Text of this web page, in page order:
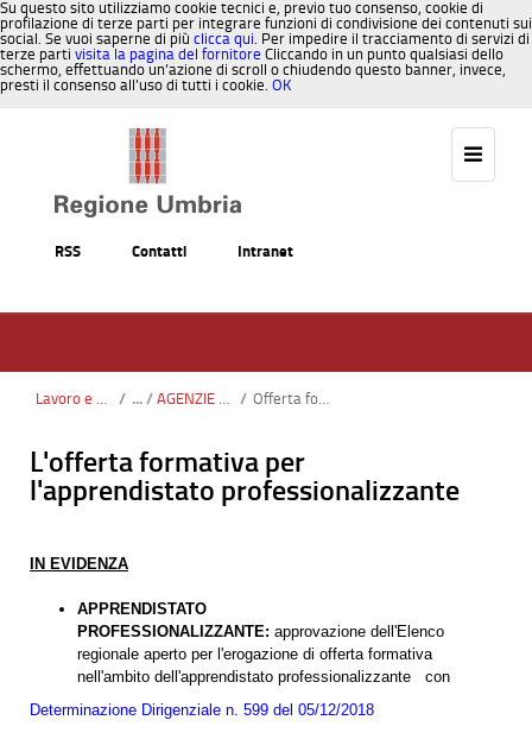
Su questo sito utilizziamo cookie tecnici e, previo tuo consenso, cookie di
profilazione di terze parti per integrare funzioni di condivisione dei contenuti sui
social. Se vuoi saperne di più clicca qui. Per impedire il tracciamento di servizi di
terze parti visita la pagina del fornitore Cliccando in un punto qualsiasi dello
schermo, effettuando un’azione di scroll o chiudendo questo banner, invece,
presti il consenso all’uso di tutti i cookie. OK
RSS Contatti Intranet
Lavoro e Formazione / AGENZIE FORMATIVE / Offerta formativa per l'apprendistato
L'offerta formativa per
l'apprendistato professionalizzante
IN EVIDENZA
APPRENDISTATO
PROFESSIONALIZZANTE: approvazione dell'Elenco
regionale aperto per l'erogazione di offerta formativa
nell'ambito dell'apprendistato professionalizzante con
Determinazione Dirigenziale n. 599 del 05/12/2018